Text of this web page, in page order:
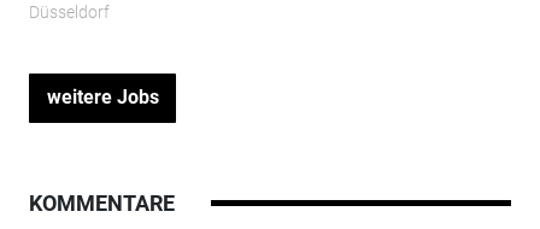
Düsseldorf
weitere Jobs
KOMMENTARE